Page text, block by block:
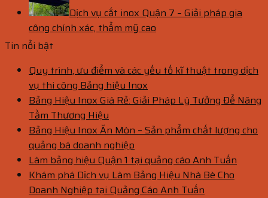
Dịch vụ cắt inox Quận 7 – Giải pháp gia
công chính xác, thẩm mỹ cao
Tin nổi bật
Quy trình, ưu điểm và các yếu tố kĩ thuật trong dịch
vụ thi công Bảng hiệu Inox
Bảng Hiệu Inox Giá Rẻ: Giải Pháp Lý Tưởng Để Nâng
Tầm Thương Hiệu
Bảng Hiệu Inox Ăn Mòn – Sản phẩm chất lượng cho
quảng bá doanh nghiệp
Làm bảng hiệu Quận 1 tại quảng cáo Anh Tuấn
Khám phá Dịch vụ Làm Bảng Hiệu Nhà Bè Cho
Doanh Nghiệp tại Quảng Cáo Anh Tuấn